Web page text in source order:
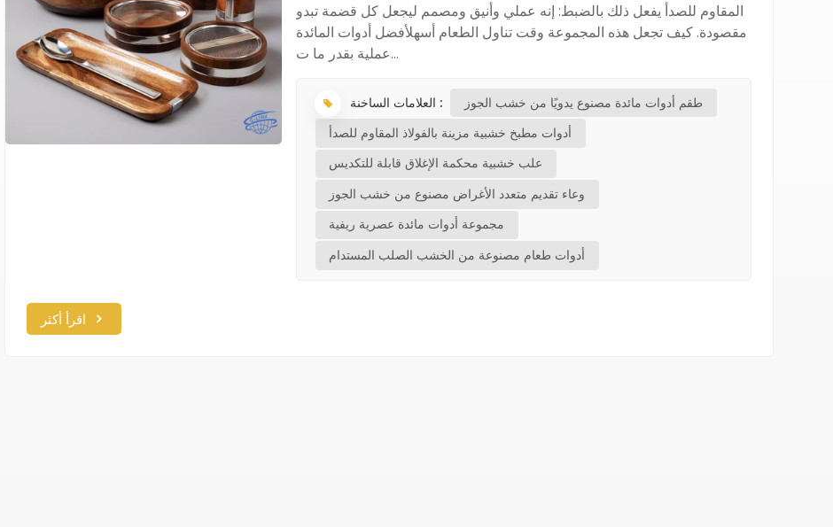
المقاوم للصدأ يفعل ذلك بالضبط: إنه عملي وأنيق ومصمم ليجعل كل قضمة تبدو
مقصودة. كيف تجعل هذه المجموعة وقت تناول الطعام أسهلأفضل أدوات المائدة
عملية بقدر ما ت...
العلامات الساخنة :
طقم أدوات مائدة مصنوع يدويًا من خشب الجوز
أدوات مطبخ خشبية مزينة بالفولاذ المقاوم للصدأ
علب خشبية محكمة الإغلاق قابلة للتكديس
وعاء تقديم متعدد الأغراض مصنوع من خشب الجوز
مجموعة أدوات مائدة عصرية ريفية
أدوات طعام مصنوعة من الخشب الصلب المستدام
اقرأ أكثر